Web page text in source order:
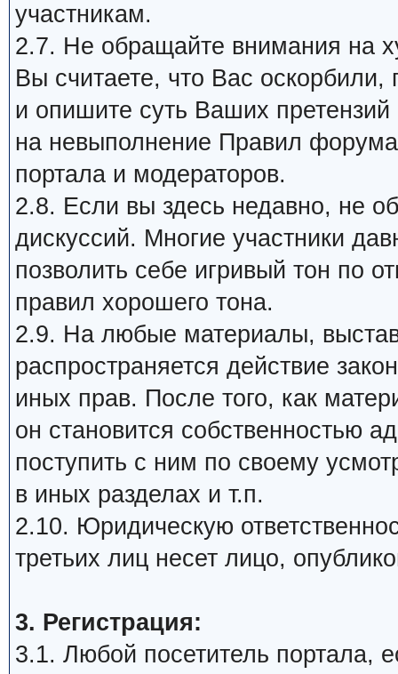
участникам.
2.7. Не обращайте внимания на
Вы считаете, что Вас
и опишите суть Ваших
на невыполнение Правил форума
портала и модераторов.
2.8. Если вы здесь недавно, не
дискуссий. Многие участники
позволить себе игривый тон по
правил хорошего тона.
2.9. На любые материалы,
распространяется действие
иных прав. После того, как
он становится собственностью
поступить с ним по своему
в иных разделах и т.п.
2.10. Юридическую
третьих лиц несет лицо,
3. Регистрация:
3.1. Любой посетитель портала,